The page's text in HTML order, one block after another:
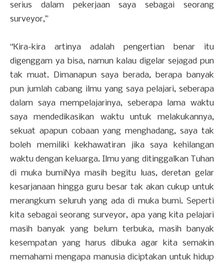
serius dalam pekerjaan saya sebagai seorang
surveyor,”
“Kira-kira artinya adalah pengertian benar itu
digenggam ya bisa, namun kalau digelar sejagad pun
tak muat. Dimanapun saya berada, berapa banyak
pun jumlah cabang ilmu yang saya pelajari, seberapa
dalam saya mempelajarinya, seberapa lama waktu
saya mendedikasikan waktu untuk melakukannya,
sekuat apapun cobaan yang menghadang, saya tak
boleh memiliki kekhawatiran jika saya kehilangan
waktu dengan keluarga. Ilmu yang ditinggalkan Tuhan
di muka bumiNya masih begitu luas, deretan gelar
kesarjanaan hingga guru besar tak akan cukup untuk
merangkum seluruh yang ada di muka bumi. Seperti
kita sebagai seorang surveyor, apa yang kita pelajari
masih banyak yang belum terbuka, masih banyak
kesempatan yang harus dibuka agar kita semakin
memahami mengapa manusia diciptakan untuk hidup